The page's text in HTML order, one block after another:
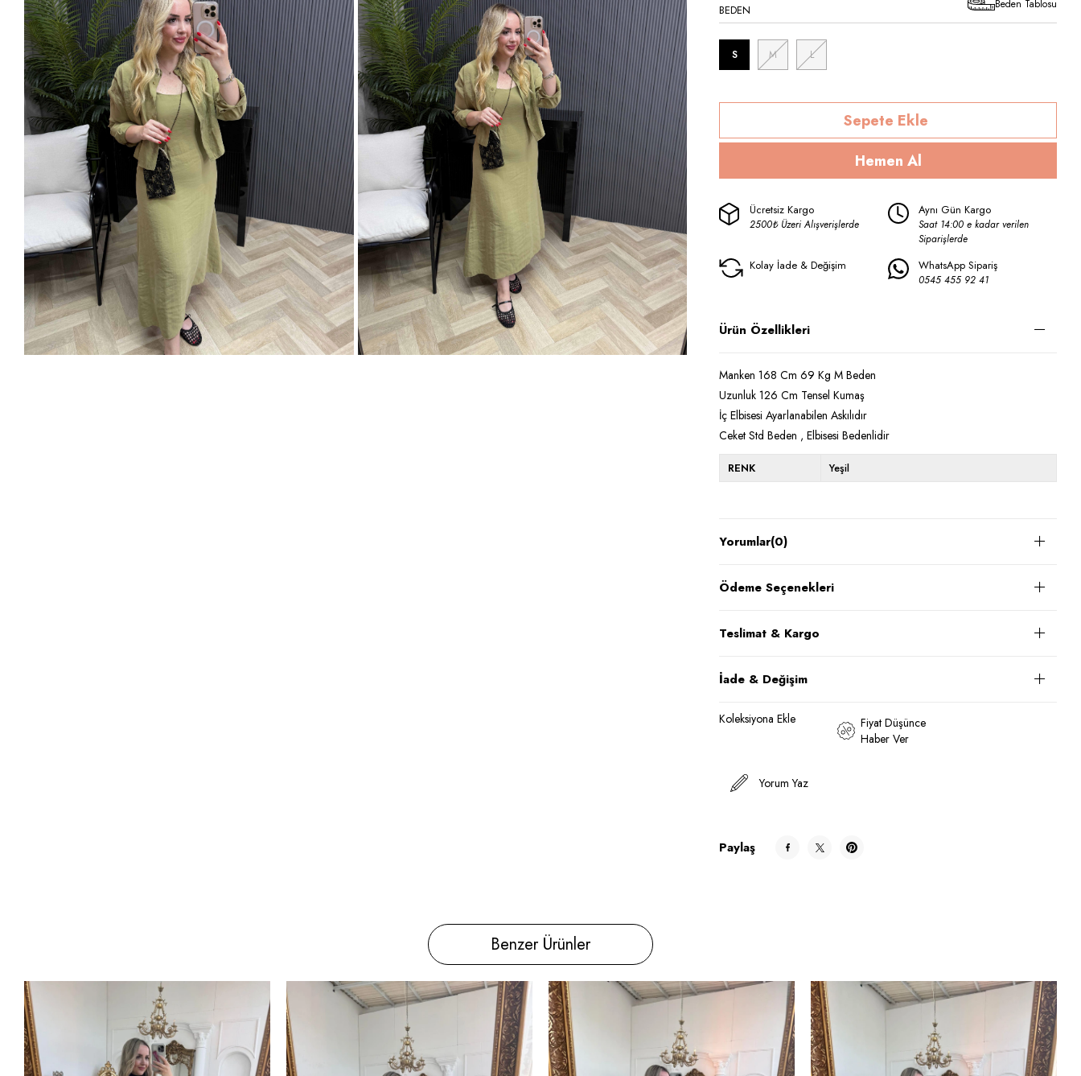
BEDEN
S M L
Beden Tablosu
Ücretsiz Kargo
2500₺ Üzeri Alışverişlerde
Aynı Gün Kargo
Saat 14:00 e kadar verilen
Siparişlerde
Kolay İade & Değişim WhatsApp Sipariş
0545 455 92 41
Ürün Özellikleri
Manken 168 Cm 69 Kg M Beden
Uzunluk 126 Cm Tensel Kumaş
İç Elbisesi Ayarlanabilen Askılıdır
Ceket Std Beden , Elbisesi Bedenlidir
RENK Yeşil
Yorumlar(0)
Ödeme Seçenekleri
Teslimat & Kargo
İade & Değişim
Koleksiyona Ekle
Fiyat Düşünce
Haber Ver
Yorum Yaz
Paylaş
Benzer Ürünler